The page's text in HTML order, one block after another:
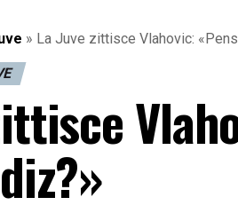
» La Juve zittisce Vlahovic: